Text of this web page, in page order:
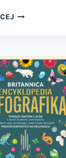
PIERWIASTKI
JAK
BLASK
RADU
OŚWIETLIŁ
DROGĘ
KOBIETOM
W
ŚWIECIE
NAUKI
–